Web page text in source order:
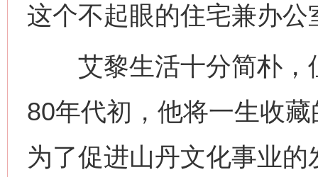
这个不起眼的住宅兼办
艾黎生活十分简朴，
80年代初，他将一生收
为了促进山丹文化事业